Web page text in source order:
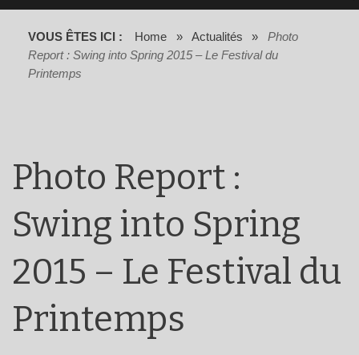
VOUS ÊTES ICI : Home » Actualités »
Photo
Report : Swing into Spring 2015 – Le Festival du
Printemps
Photo Report :
Swing into Spring
2015 – Le Festival du
Printemps